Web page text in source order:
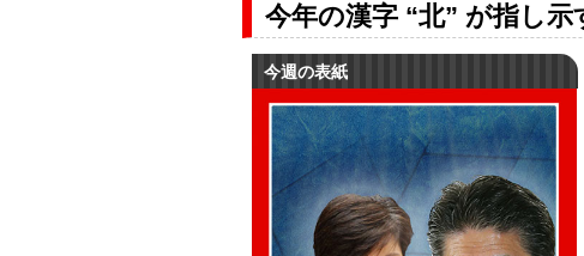
今年の漢字 “北” が指し示
今週の表紙